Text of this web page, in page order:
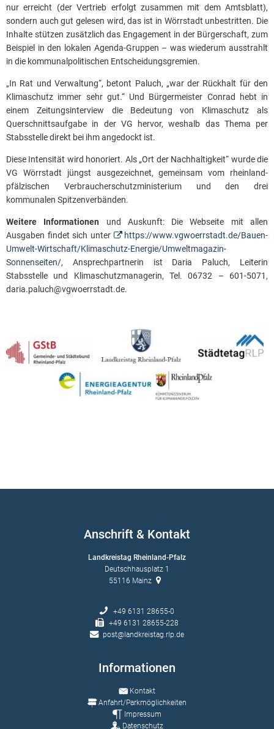
nur erreicht (der Vertrieb erfolgt zusammen mit dem Amtsblatt),
sondern auch gut gelesen wird, das ist in Wörrstadt unbestritten. Die
Inhalte stützen zusätzlich das Engagement in der Bürgerschaft, zum
Beispiel in den lokalen Agenda-Gruppen – was wiederum ausstrahlt
in die kommunalpolitischen Entscheidungsgremien.
„In Rat und Verwaltung“, betont Paluch, „war der Rückhalt für den
Klimaschutz immer sehr gut.“ Und Bürgermeister Conrad hebt in
einem Zeitungsinterview die Bedeutung von Klimaschutz als
Querschnittsaufgabe in der VG hervor, weshalb das Thema per
Stabsstelle direkt bei ihm angedockt ist.
Diese Intensität wird honoriert. Als „Ort der Nachhaltigkeit“ wurde die
VG Wörrstadt jüngst ausgezeichnet, gemeinsam vom rheinland-
pfälzischen Verbraucherschutzministerium und den drei
kommunalen Spitzenverbänden.
Weitere Informationen und Auskunft: Die Webseite mit allen
Ausgaben findet sich unter
https://www.vgwoerrstadt.de/Bauen-
Umwelt-Wirtschaft/Klimaschutz-Energie/Umweltmagazin-
Sonnenseiten/, Ansprechpartnerin ist Daria Paluch, Leiterin
Stabsstelle und Klimaschutzmanagerin, Tel. 06732 – 601-5071,
daria.paluch@vgwoerrstadt.de.
Anschrift & Kontakt
Landkreistag Rheinland-Pfalz
Deutschhausplatz 1
55116 Mainz
+49 6131 28655-0
+49 6131 28655-228
post@landkreistag.rlp.de
Informationen
Kontakt
Anfahrt/Parkmöglichkeiten
Impressum
Datenschutz